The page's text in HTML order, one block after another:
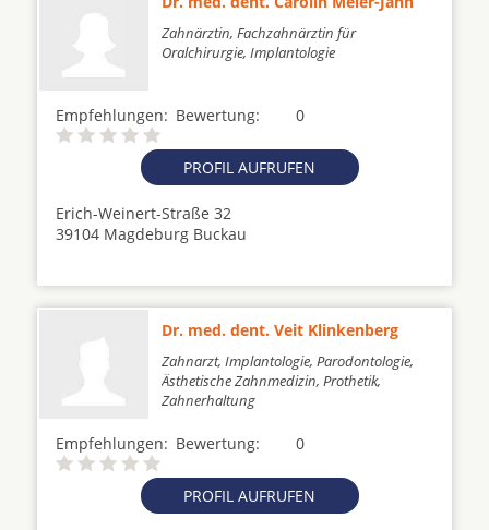
Zahnärztin, Fachzahnärztin für
Oralchirurgie, Implantologie
Empfehlungen: 0
Bewertung:
PROFIL AUFRUFEN
Erich-Weinert-Straße 32
39104 Magdeburg Buckau
Dr. med. dent. Veit Klinkenberg
Zahnarzt, Implantologie, Parodontologie,
Ästhetische Zahnmedizin, Prothetik,
Zahnerhaltung
Empfehlungen: 0
Bewertung:
PROFIL AUFRUFEN